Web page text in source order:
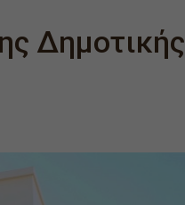
Δημοτικής